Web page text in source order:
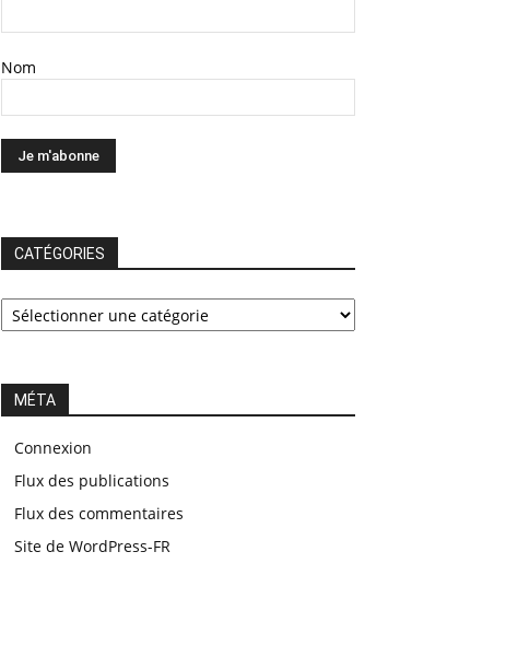
Nom
CATÉGORIES
CATÉGORIES
MÉTA
Connexion
Flux des publications
Flux des commentaires
Site de WordPress-FR